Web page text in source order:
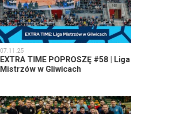
07.11.25
EXTRA TIME POPROSZĘ #58 | Liga
Mistrzów w Gliwicach